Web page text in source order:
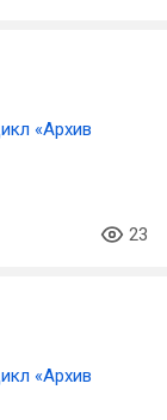
«Архив
23
«Архив